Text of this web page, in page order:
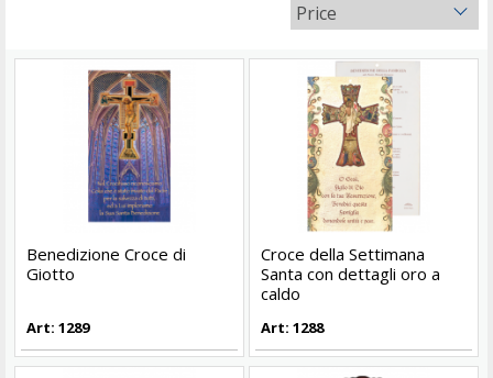
Price
Benedizione Croce di
Giotto
Art: 1289
Croce della Settimana
Santa con dettagli oro a
caldo
Art: 1288